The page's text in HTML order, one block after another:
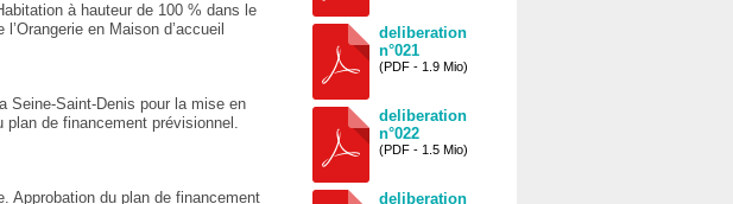
à hauteur de 100 % dans le
en Maison d’accueil
Seine-Saint-Denis pour la mise en
de financement prévisionnel.
Approbation du plan de financement
deliberation
n°021
(PDF - 1.9 Mio)
deliberation
n°022
(PDF - 1.5 Mio)
deliberation